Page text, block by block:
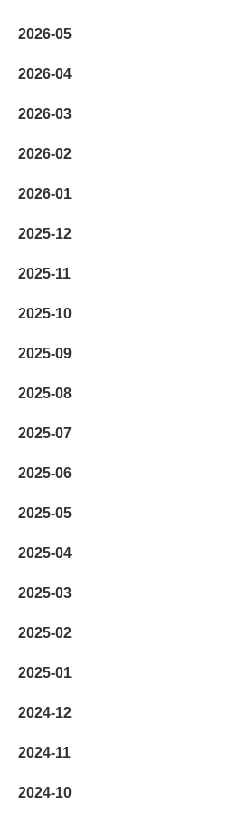
2026-05
2026-04
2026-03
2026-02
2026-01
2025-12
2025-11
2025-10
2025-09
2025-08
2025-07
2025-06
2025-05
2025-04
2025-03
2025-02
2025-01
2024-12
2024-11
2024-10